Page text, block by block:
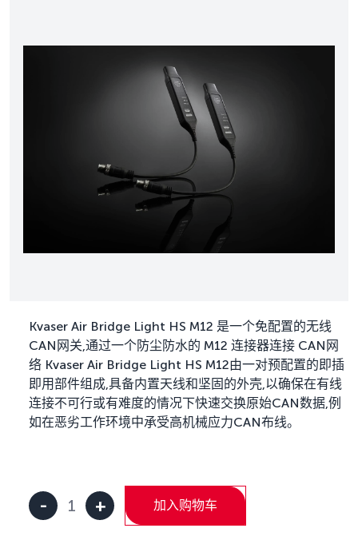
Kvaser Air Bridge Light HS M12 是一个免配置的无线
CAN网关,通过一个防尘防水的 M12 连接器连接 CAN网
络 Kvaser Air Bridge Light HS M12由一对预配置的即插
即用部件组成,具备内置天线和坚固的外壳,以确保在有线
连接不可行或有难度的情况下快速交换原始CAN数据,例
如在恶劣工作环境中承受高机械应力CAN布线。
-
Kvaser
+ 加入购物车